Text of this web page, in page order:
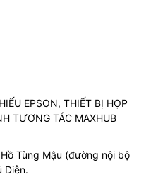
EPSON, THIẾT BỊ HỌP
TƯƠNG TÁC MAXHUB
Tùng Mậu (đường nội bộ
Diễn.